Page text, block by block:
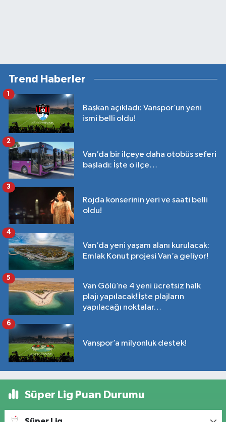
Trend Haberler
Başkan açıkladı: Vanspor’un yeni
ismi belli oldu!
1
Van’da bir ilçeye daha otobüs seferi
başladı: İşte o ilçe…
2
Rojda konserinin yeri ve saati belli
oldu!
3
Van’da yeni yaşam alanı kurulacak:
Emlak Konut projesi Van’a geliyor!
4
Van Gölü’ne 4 yeni ücretsiz halk
plajı yapılacak! İşte plajların
yapılacağı noktalar…
5
Vanspor’a milyonluk destek!
6
Süper Lig Puan Durumu